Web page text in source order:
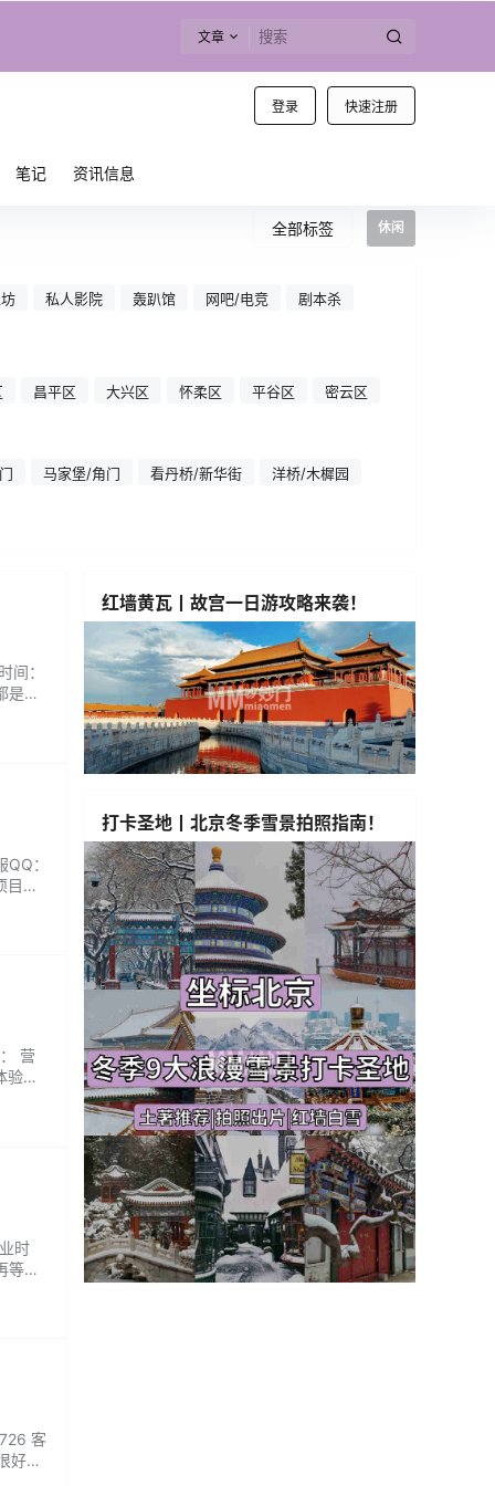
文章
登录 快速注册
笔记 资讯信息
全部标签 休闲
私人影院 轰趴馆 网吧/电竞 剧本杀
昌平区 大兴区 怀柔区 平谷区 密云区
马家堡/角门 看丹桥/新华街 洋桥/木樨园
间：
是有
：
也
营
验。
时
等，
客
好
红墙黄瓦丨故宫一日游攻略来袭！
打卡圣地丨北京冬季雪景拍照指南！